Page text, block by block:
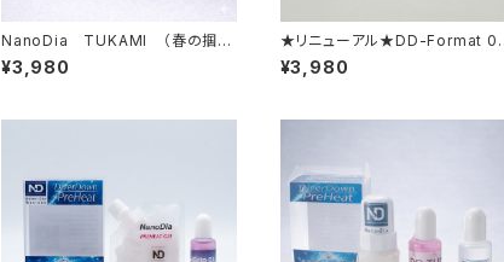
NanoDia TUKAMI （春の掴ま
れる雪）【固形生塗+水性ジェル】
¥3,980
★リニューアル★DD-Format 0t
h/1st【ND専用クリーナー&新液体
ベース】
¥3,980